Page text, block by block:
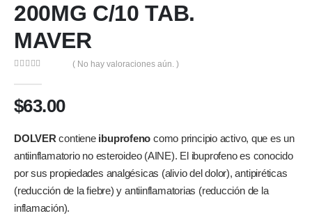
200MG C/10 TAB.
MAVER
( No hay valoraciones aún. )
$63.00
DOLVER contiene ibuprofeno como principio activo, que es un
antiinflamatorio no esteroideo (AINE). El ibuprofeno es conocido
por sus propiedades analgésicas (alivio del dolor), antipiréticas
(reducción de la fiebre) y antiinflamatorias (reducción de la
inflamación).